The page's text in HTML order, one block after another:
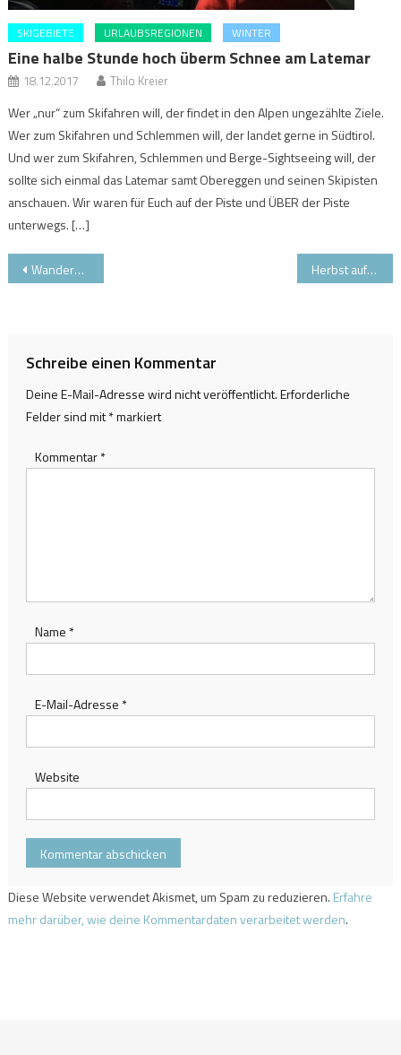
SKIGEBIETE URLAUBSREGIONEN WINTER
Eine halbe Stunde hoch überm Schnee am Latemar
18.12.2017 Thilo Kreier
Wer „nur“ zum Skifahren will, der findet in den Alpen ungezählte Ziele.
Wer zum Skifahren und Schlemmen will, der landet gerne in Südtirol.
Und wer zum Skifahren, Schlemmen und Berge-Sightseeing will, der
sollte sich einmal das Latemar samt Obereggen und seinen Skipisten
anschauen. Wir waren für Euch auf der Piste und ÜBER der Piste
unterwegs. […]
Beitragsnavigation
Wandern, Winter und täglich Gondeln im Pitztal Herbst auf Skiern und Wanderschuhen in Mayrhofen-Hippach
Schreibe einen Kommentar
Deine E-Mail-Adresse wird nicht veröffentlicht.Erforderliche
Felder sind mit*markiert
Kommentar*
Name *
E-Mail-Adresse *
Website
Diese Website verwendet Akismet, um Spam zu reduzieren. Erfahre
mehr darüber, wie deine Kommentardaten verarbeitet werden.